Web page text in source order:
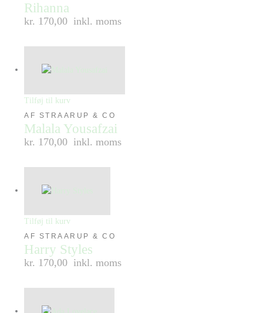
Rihanna
kr. 170,00 inkl. moms
Tilføj til kurv
AF STRAARUP & CO
Malala Yousafzai
kr. 170,00 inkl. moms
Tilføj til kurv
AF STRAARUP & CO
Harry Styles
kr. 170,00 inkl. moms